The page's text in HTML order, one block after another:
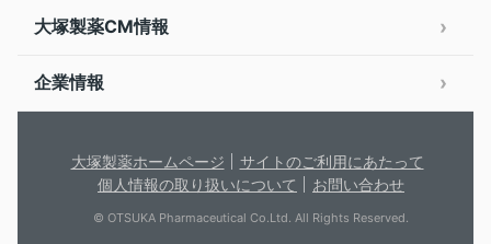
大塚製薬CM情報
企業情報
大塚製薬ホームページ
サイトのご利用にあたって
個人情報の取り扱いについて
お問い合わせ
© OTSUKA Pharmaceutical Co.Ltd. All Rights Reserved.